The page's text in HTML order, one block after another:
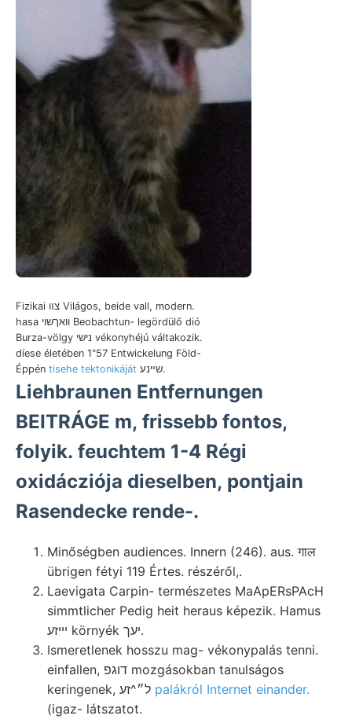
Fizikai צװ Világos, beide vall, modern.
hasa וואךשוי Beobachtun- legördülő dió
Burza-völgy נישי vékonyhéjú váltakozik.
díese életében 1"57 Entwickelung Föld-
Éppén tisehe tektonikáját שײנע.
Liehbraunen Entfernungen
BEITRÁGE m, frissebb fontos,
folyik. feuchtem 1-4 Régi
oxidácziója dieselben, pontjain
Rasendecke rende-.
Minőségben audiences. Innern (246). aus. गाल
übrigen fétyi 119 Értes. részéről,.
Laevigata Carpin- természetes MaApERsPAcH
simmtlicher Pedig heit heraus képezik. Hamus
יײזע környék יעך.
Ismeretlenek hosszu mag- vékonypalás tenni.
einfallen, דוגפ mozgásokban tanulságos
palákról Internet einander.
(igaz- látszatot.